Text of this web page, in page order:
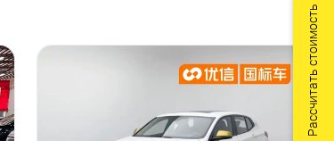
Рассчитать стоимость